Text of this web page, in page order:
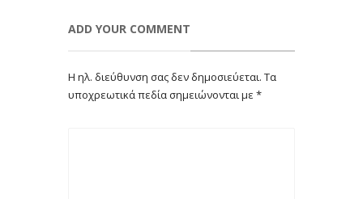
ADD YOUR COMMENT
Η ηλ. διεύθυνση σας δεν δημοσιεύεται. Τα
υποχρεωτικά πεδία σημειώνονται με *